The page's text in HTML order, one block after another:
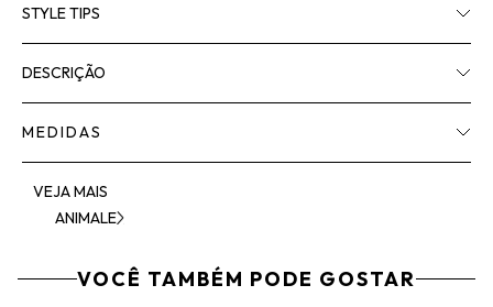
STYLE TIPS
DESCRIÇÃO
MEDIDAS
VEJA MAIS
ANIMALE
VOCÊ TAMBÉM PODE GOSTAR